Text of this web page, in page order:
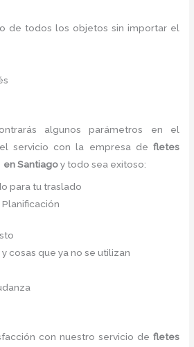
de todos los objetos sin importar el
algunos parámetros en el
servicio con la empresa de fletes
en Santiagoy todo sea exitoso:
para tu traslado
cosas que ya no se utilizan
con nuestro servicio de fletes